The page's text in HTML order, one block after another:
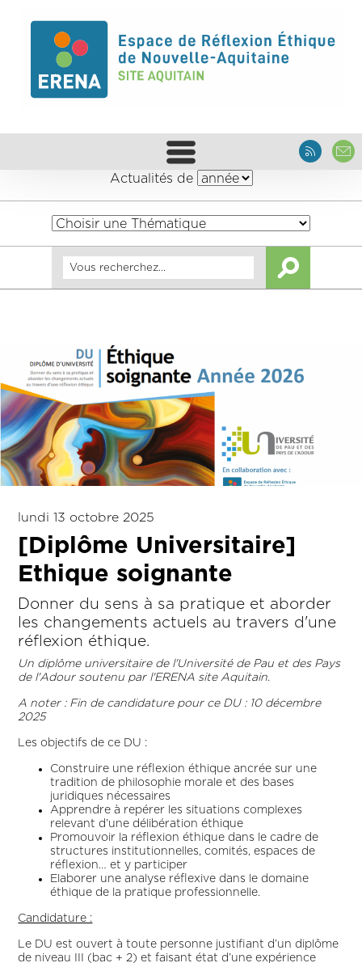
Actualités de
lundi 13 octobre 2025
[Diplôme Universitaire]
Ethique soignante
Donner du sens à sa pratique et aborder
les changements actuels au travers d'une
réflexion éthique.
Un diplôme universitaire de l'Université de Pau et des Pays
de l'Adour soutenu par l'ERENA site Aquitain.
A noter : Fin de candidature pour ce DU : 10 décembre
2025
Les objectifs de ce DU :
Construire une réflexion éthique ancrée sur une
tradition de philosophie morale et des bases
juridiques nécessaires
Apprendre à repérer les situations complexes
relevant d’une délibération éthique
Promouvoir la réflexion éthique dans le cadre de
structures institutionnelles, comités, espaces de
réflexion… et y participer
Elaborer une analyse réflexive dans le domaine
éthique de la pratique professionnelle.
Candidature :
Le DU est ouvert à toute personne justifiant d’un diplôme
de niveau III (bac + 2) et faisant état d’une expérience